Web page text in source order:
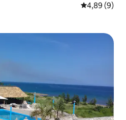
Calificación
4,89 (9)